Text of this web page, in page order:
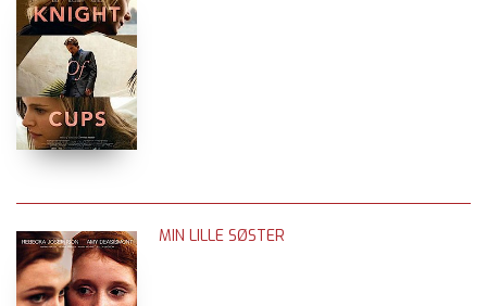
MIN LILLE SØSTER